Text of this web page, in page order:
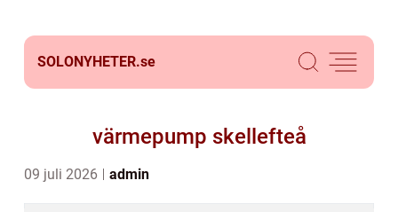
SOLONYHETER.se
värmepump skellefteå
09 juli 2026 admin